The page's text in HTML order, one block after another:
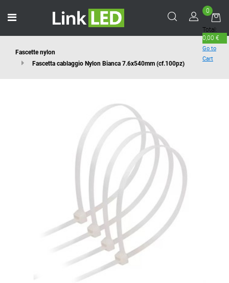
0
Total:
0,00 €
Go to
Cart
Fascette nylon
Fascetta cablaggio Nylon Bianca 7.6x540mm (cf.100pz)